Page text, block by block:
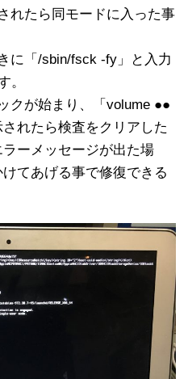
れたら同モードに入った事
に「/sbin/fsck -fy」と入力
。
クが始まり、「volume ●●
れたら検査をクリアした
ーメッセージが出た場
てあげる事で修復できる